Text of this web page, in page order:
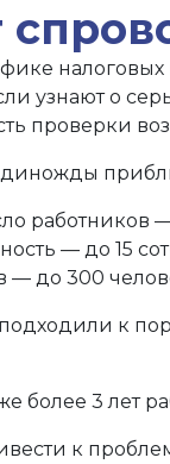
узнают о
проверки
работников
— до 15
— до 300
к
3 лет
к